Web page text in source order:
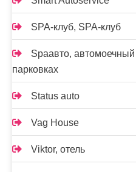
SPA-клуб, SPA-клуб
Spaавто,
парковках
Status auto
Vag House
Viktor, отель